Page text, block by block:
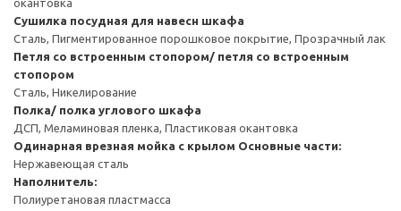
Сушилка посудная для навесн шкафа
Сталь, Пигментированное порошковое покрытие, Прозрачный лак
Петля со встроенным стопором/ петля со встроенным
стопором
Сталь, Никелирование
Полка/ полка углового шкафа
ДСП, Меламиновая пленка, Пластиковая окантовка
Одинарная врезная мойка с крылом Основные части:
Нержавеющая сталь
Наполнитель:
Полиуретановая пластмасса